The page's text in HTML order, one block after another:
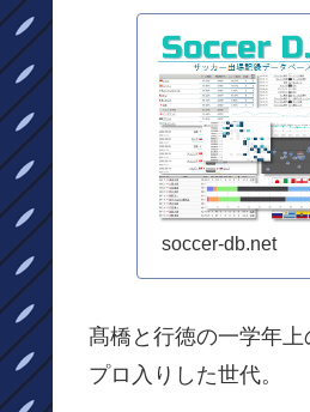
soccer-db.net
髙橋と行徳の一学年
プロ入りした世代。